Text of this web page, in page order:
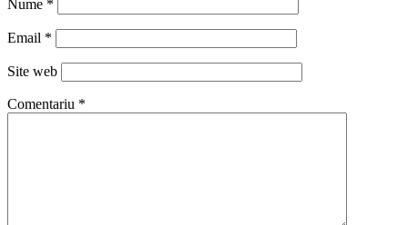
Nume *
Email *
Site web
Comentariu *